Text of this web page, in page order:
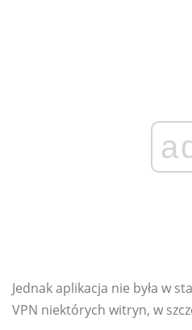
Jednak aplikacja nie była w
VPN niektórych witryn, w